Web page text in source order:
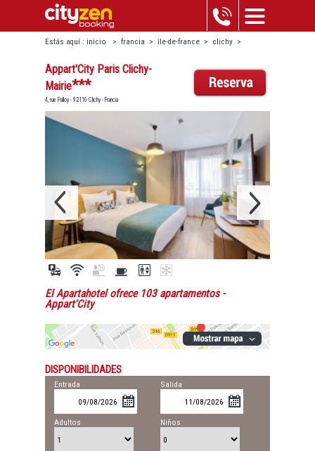
Estás aquí : inicio > francia > île-de-france > clichy >
appart'city paris clichy-mairie
Appart'City Paris Clichy-
Mairie***
4, rue Palloy - 92110 Clichy - Francia
El Apartahotel ofrece 103 apartamentos-
Appart'City
DISPONIBILIDADES
Entrada Salida
Adultos Niños